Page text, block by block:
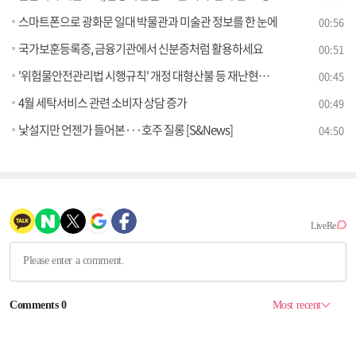
스마트폰으로 광화문 일대 박물관과 미술관 정보를 한 눈에 00:56
국가보훈등록증, 금융기관에서 신분증처럼 활용하세요 00:51
'위험물안전관리법 시행규칙' 개정 대형산불 등 재난현장 동원차량 현장 주유 허용 00:45
4월 세탁서비스 관련 소비자 상담 증가 00:49
낯설지만 언젠가 들어본···호주 질롱 [S&News] 04:50